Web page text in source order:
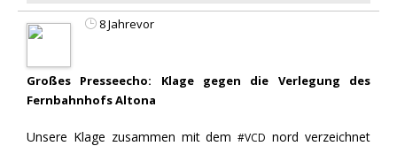
8 Jahrevor
Großes Presseecho: Klage gegen die Verlegung des
Fernbahnhofs Altona
Unsere Klage zusammen mit dem#VCD nord verzeichnet